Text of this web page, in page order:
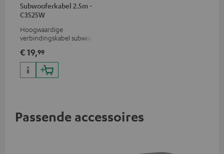
Subwooferkabel 2.5m -
C3525W
Hoogwaardige
verbindingskabel subwoofer
€ 19,99
Passende accessoires